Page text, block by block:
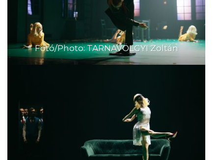
Fotó/Photo: TARNAVÖLGYI Zoltán